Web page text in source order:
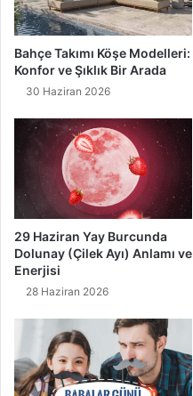
Bahçe Takımı Köşe Modelleri:
Konfor ve Şıklık Bir Arada
30 Haziran 2026
29 Haziran Yay Burcunda
Dolunay (Çilek Ayı) Anlamı ve
Enerjisi
28 Haziran 2026